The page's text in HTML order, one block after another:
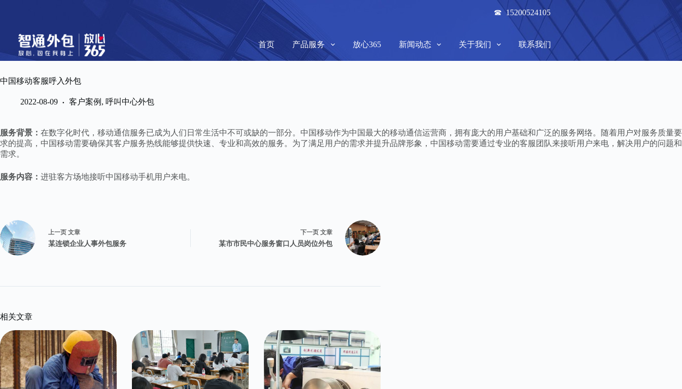
☎ 15200524105
首页 产品服务 放心365 新闻动态 关于我们 联系我们
中国移动客服呼入外包
2022-08-09 客户案例 , 呼叫中心外包
服务背景： 在数字化时代，移动通信服务已成为人们日常生活中不可或缺的一部分。中国移动作为中国最大的移动通信运营商，拥有庞大的用户基础和广泛的服务网络。随着用户对服务质量要
求的提高，中国移动需要确保其客户服务热线能够提供快速、专业和高效的服务。为了满足用户的需求并提升品牌形象，中国移动需要通过专业的客服团队来接听用户来电，解决用户的问题和
需求。
服务内容： 进驻客方场地接听中国移动手机用户来电。
上一页 文章
某连锁企业人事外包服务
下一页 文章
某市市民中心服务窗口人员岗位外包
相关文章